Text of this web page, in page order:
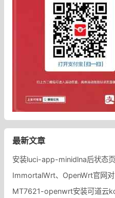
最新文章
ImmortalWrt、OpenWrt官网
MT7621-openwrt安装可道云